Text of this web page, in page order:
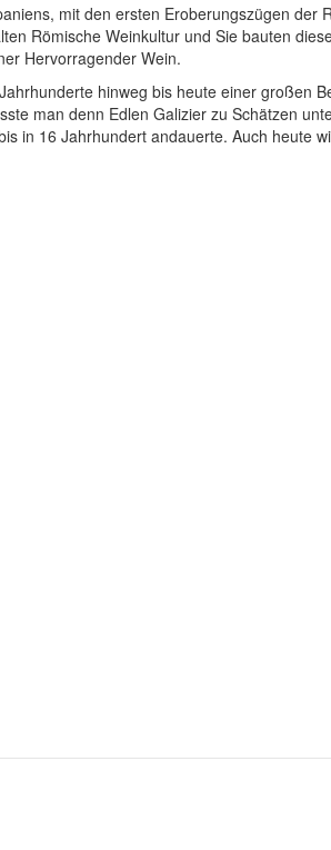
mit den ersten Eroberungszügen
Römische Weinkultur und Sie bauten
Hervorragender Wein.
hinweg bis heute einer großen
man denn Edlen Galizier zu Schätzen
in 16 Jahrhundert andauerte. Auch heute